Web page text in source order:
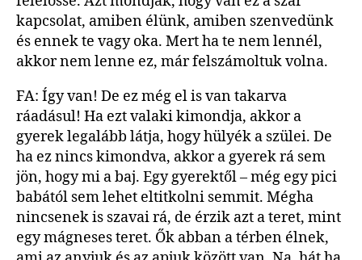
kapcsolat, amiben élünk, amiben szenvedünk
és ennek te vagy oka. Mert ha te nem lennél,
akkor nem lenne ez, már felszámoltuk volna.
FA: Így van! De ez még el is van takarva
ráadásul! Ha ezt valaki kimondja, akkor a
gyerek legalább látja, hogy hülyék a szülei. De
ha ez nincs kimondva, akkor a gyerek rá sem
jön, hogy mi a baj. Egy gyerektől – még egy pici
babától sem lehet eltitkolni semmit. Mégha
nincsenek is szavai rá, de érzik azt a teret, mint
egy mágneses teret. Ők abban a térben élnek,